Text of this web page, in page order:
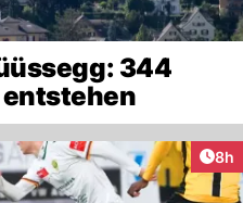
344
8h